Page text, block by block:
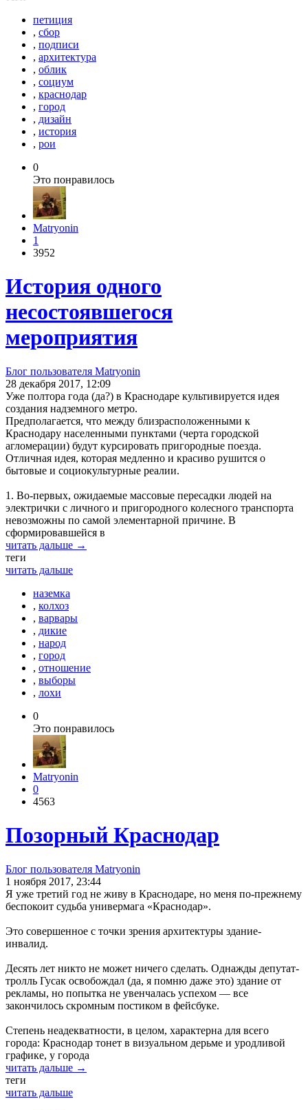
петиция
, сбор
, подписи
, архитектура
, облик
, социум
, краснодар
, город
, дизайн
, история
, рои
0
Это понравилось
Matryonin
1
3952
История одного
несостоявшегося
мероприятия
Блог пользователя Matryonin
28 декабря 2017, 12:09
Уже полтора года (да?) в Краснодаре культивируется идея
создания надземного метро.
Предполагается, что между близрасположенными к
Краснодару населенными пунктами (черта городской
агломерации) будут курсировать пригородные поезда.
Отличная идея, которая медленно и красиво рушится о
бытовые и социокультурные реалии.
1. Во-первых, ожидаемые массовые пересадки людей на
электрички с личного и пригородного колесного транспорта
невозможны по самой элементарной причине. В
сформировавшейся в
читать дальше →
теги
читать дальше
наземка
, колхоз
, варвары
, дикие
, народ
, город
, отношение
, выборы
, лохи
0
Это понравилось
Matryonin
0
4563
Позорный Краснодар
Блог пользователя Matryonin
1 ноября 2017, 23:44
Я уже третий год не живу в Краснодаре, но меня по-прежнему
беспокоит судьба универмага «Краснодар».
Это совершенное с точки зрения архитектуры здание-
инвалид.
Десять лет никто не может ничего сделать. Однажды депутат-
тролль Гусак освобождал (да, я помню даже это) здание от
рекламы, но попытка не увенчалась успехом — все
закончилось скромным постиком в фейсбуке.
Степень неадекватности, в целом, характерна для всего
города: Краснодар тонет в визуальном дерьме и уродливой
графике, у города
читать дальше →
теги
читать дальше